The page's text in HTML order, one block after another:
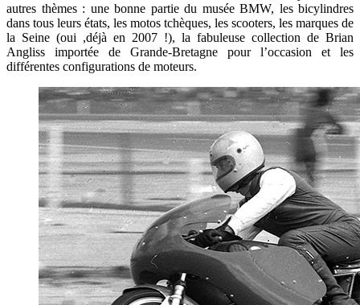
autres thèmes : une bonne partie du musée BMW, les bicylindres
dans tous leurs états, les motos tchèques, les scooters, les marques de
la Seine (oui ,déjà en 2007 !), la fabuleuse collection de Brian
Angliss importée de Grande-Bretagne pour l’occasion et les
différentes configurations de moteurs.